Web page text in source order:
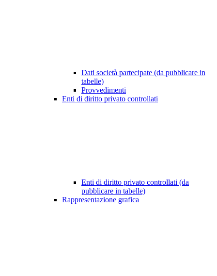
Dati società partecipate (da pubblicare in
tabelle)
Provvedimenti
Enti di diritto privato controllati
Enti di diritto privato controllati (da
pubblicare in tabelle)
Rappresentazione grafica